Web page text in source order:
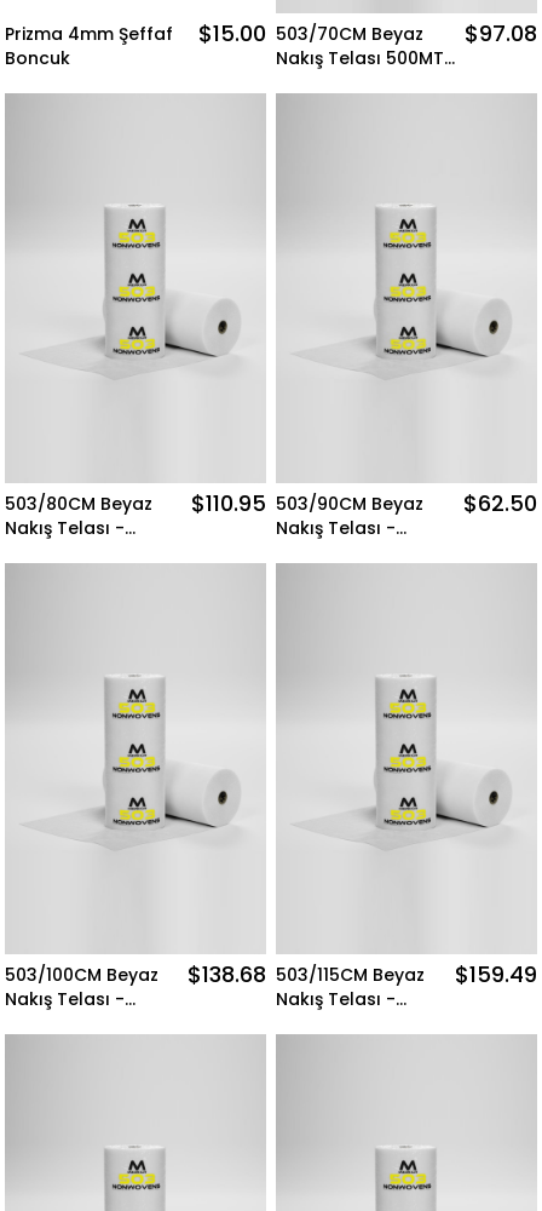
Prizma 4mm Şeffaf
Boncuk
$15.00 503/70CM Beyaz
Nakış Telası 500MT
$97.08
503/80CM Beyaz
Nakış Telası -
$110.95 503/90CM Beyaz
Nakış Telası -
$62.50
503/100CM Beyaz
Nakış Telası -
$138.68 503/115CM Beyaz
Nakış Telası -
$159.49